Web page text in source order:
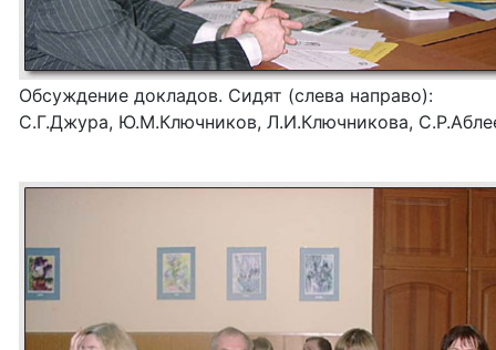
Обсуждение докладов. Сидят (слева направо):
С.Г.Джура, Ю.М.Ключников, Л.И.Ключникова,